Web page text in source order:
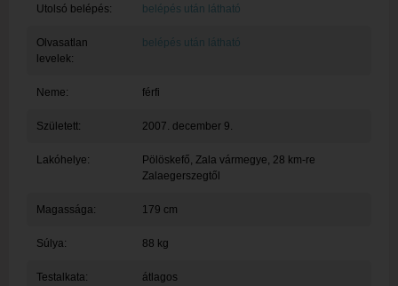
Utolsó belépés: belépés után látható
Olvasatlan
levelek:
belépés után látható
Neme: férfi
Született: 2007. december 9.
Lakóhelye: Pölöskefő, Zala vármegye, 28 km-re
Zalaegerszegtől
Magassága: 179 cm
Súlya: 88 kg
Testalkata: átlagos